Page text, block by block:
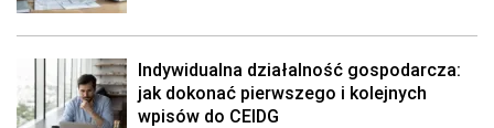
Indywidualna działalność gospodarcza:
jak dokonać pierwszego i kolejnych
wpisów do CEIDG